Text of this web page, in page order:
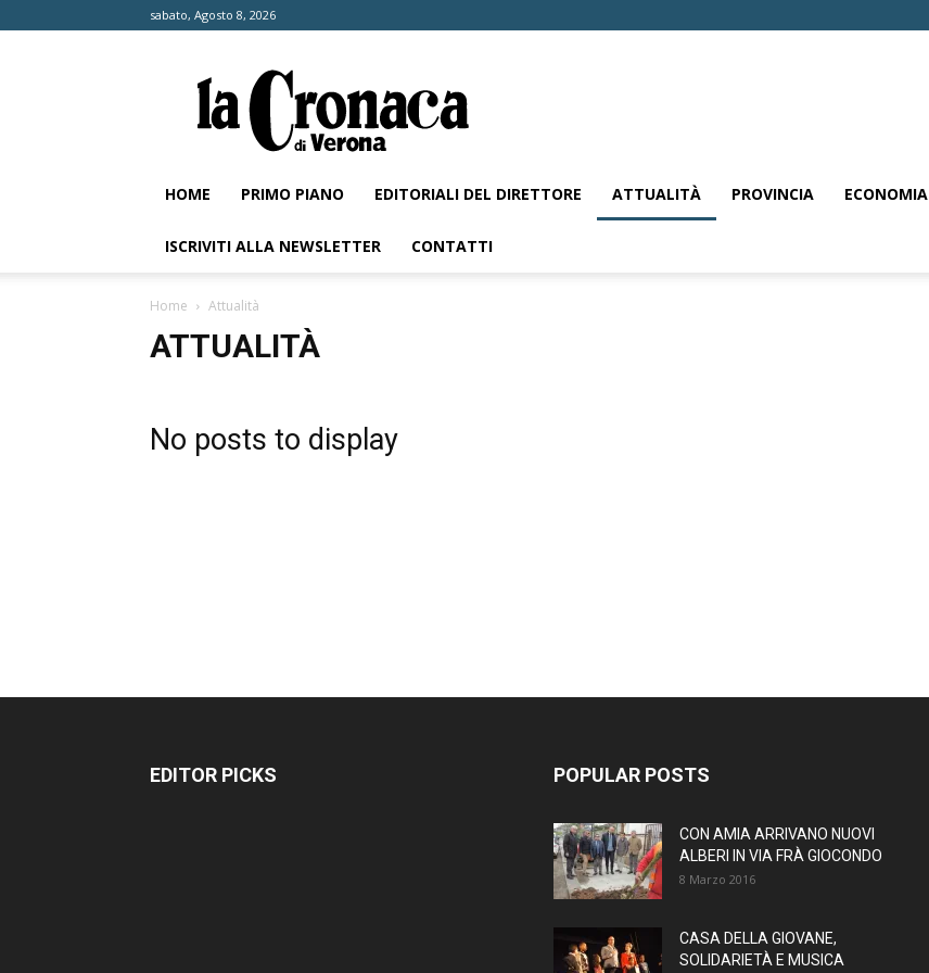
sabato, Agosto 8, 2026
Cronaca
di
Verona
HOME PRIMO PIANO EDITORIALI DEL DIRETTORE ATTUALITÀ PROVINCIA ECONOMIA
ISCRIVITI ALLA NEWSLETTER CONTATTI
Home Attualità
ATTUALITÀ
No posts to display
EDITOR PICKS POPULAR POSTS
CON AMIA ARRIVANO NUOVI
ALBERI IN VIA FRÀ GIOCONDO
8 Marzo 2016
CASA DELLA GIOVANE,
SOLIDARIETÀ E MUSICA